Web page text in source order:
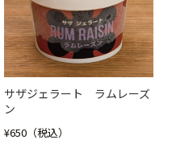
サザジェラート ラムレーズ
ン
¥650（税込）